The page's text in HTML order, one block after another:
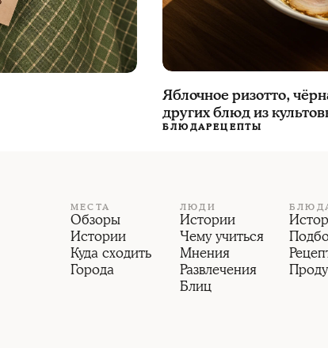
Яблочное ризотто,
других блюд из
БЛЮДАРЕЦЕПТЫ
МЕСТА
Обзоры
Истории
Куда сходить
Города
ЛЮДИ
Истории
Чему учиться
Мнения
Развлечения
Блиц